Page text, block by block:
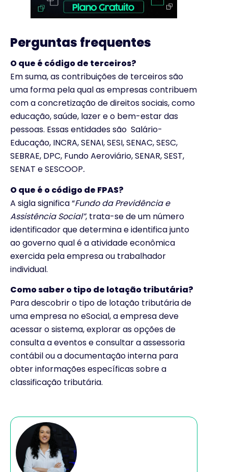
Perguntas frequentes
O que é código de terceiros?
Em suma, as contribuições de terceiros são
uma forma pela qual as empresas contribuem
com a concretização de direitos sociais, como
educação, saúde, lazer e o bem-estar das
pessoas. Essas entidades são Salário-
Educação, INCRA, SENAI, SESI, SENAC, SESC,
SEBRAE, DPC, Fundo Aeroviário, SENAR, SEST,
SENAT e SESCOOP.
O que é o código de FPAS?
A sigla significa “Fundo da Previdência e
Assistência Social”, trata-se de um número
identificador que determina e identifica junto
ao governo qual é a atividade econômica
exercida pela empresa ou trabalhador
individual.
Como saber o tipo de lotação tributária?
Para descobrir o tipo de lotação tributária de
uma empresa no eSocial, a empresa deve
acessar o sistema, explorar as opções de
consulta a eventos e consultar a assessoria
contábil ou a documentação interna para
obter informações específicas sobre a
classificação tributária.